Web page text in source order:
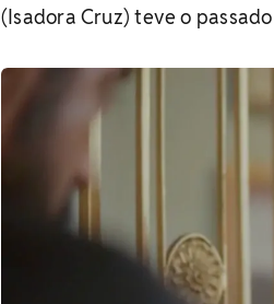
(Isadora Cruz) teve o